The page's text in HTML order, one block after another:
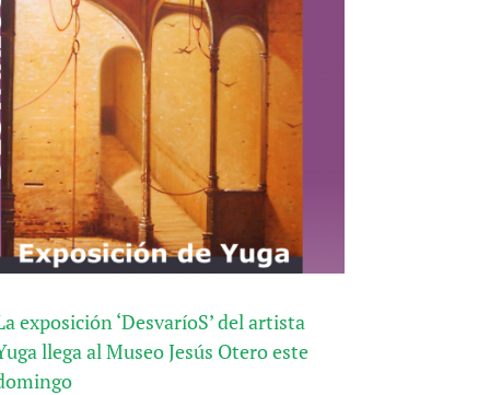
exposición ‘DesvaríoS’ del artista
llega al Museo Jesús Otero este